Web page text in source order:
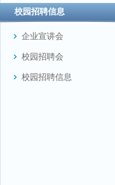
校园招聘信息
企业宣讲会
校园招聘会
校园招聘信息